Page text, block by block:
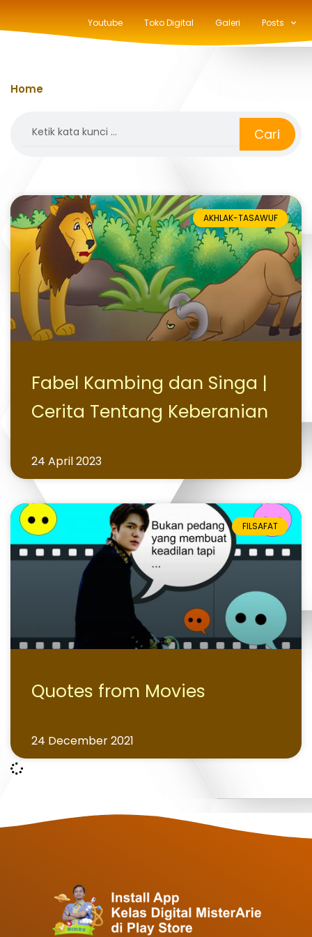
Youtube Toko Digital Galeri Posts
Home
Cari
AKHLAK-TASAWUF
Fabel Kambing dan Singa |
Cerita Tentang Keberanian
24 April 2023
FILSAFAT
Quotes from Movies
24 December 2021